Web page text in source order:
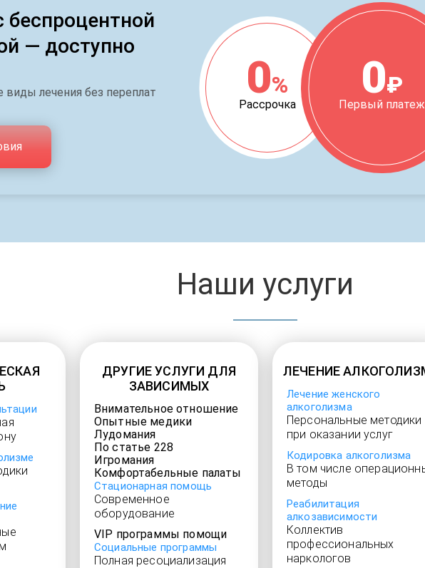
беспроцентной
— доступно
виды лечения без переплат 0%
Рассрочка
0₽
Первый платеж
Наши услуги
ДРУГИЕ УСЛУГИ ДЛЯ
ЗАВИСИМЫХ
Внимательное отношение
Опытные медики
Лудомания
По статье 228
Игромания
Комфортабельные палаты
Стационарная помощь
Современное
оборудование
VIP программы помощи
Социальные программы
Полная ресоциализация
ЛЕЧЕНИЕ
Лечение женского
алкоголизма
Персональные методики
при оказании услуг
Кодировка алкоголизма
В том числе
методы
Реабилитация
алкозависимости
Коллектив
профессиональных
наркологов